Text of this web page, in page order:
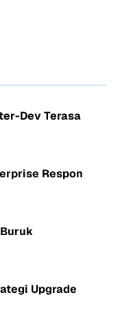
Dev Terasa
Respon
Upgrade